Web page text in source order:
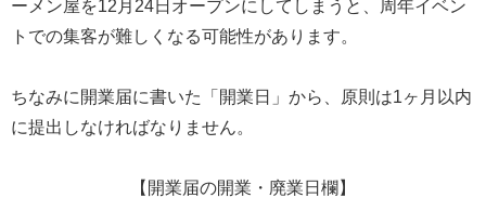
ーメン屋を12月24日オープンにしてしまうと、周年イベン
トでの集客が難しくなる可能性があります。
ちなみに開業届に書いた「開業日」から、原則は1ヶ月以内
に提出しなければなりません。
【開業届の開業・廃業日欄】